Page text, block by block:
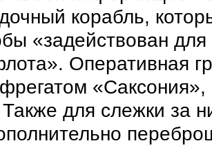
корабль,
«задействован
Оперативная
«Саксония»,
для слежки за